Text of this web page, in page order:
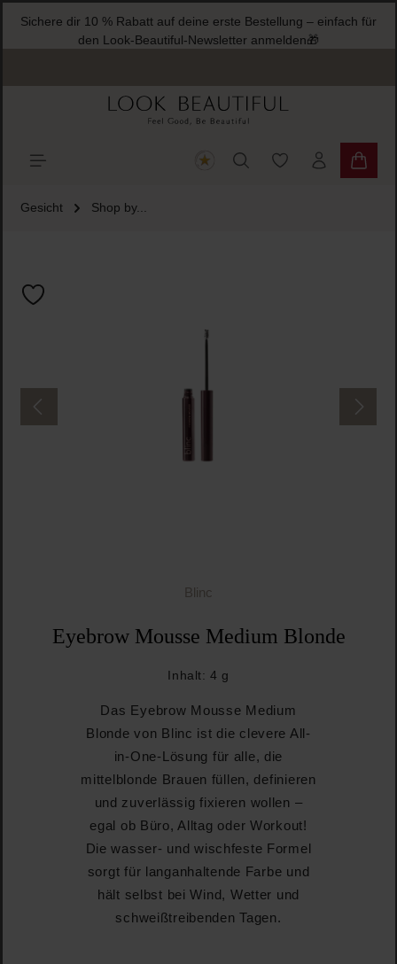
springen
Sichere dir 10 % Rabatt auf deine erste Bestellung – einfach für
den Look-Beautiful-Newsletter anmelden🎁
Du hast 0
Gesicht Shop by...
Blinc
Eyebrow Mousse Medium Blonde
Inhalt: 4 g
Das Eyebrow Mousse Medium
Blonde von Blinc ist die clevere All-
in-One-Lösung für alle, die
mittelblonde Brauen füllen, definieren
und zuverlässig fixieren wollen –
egal ob Büro, Alltag oder Workout!
Die wasser- und wischfeste Formel
sorgt für langanhaltende Farbe und
hält selbst bei Wind, Wetter und
schweißtreibenden Tagen.